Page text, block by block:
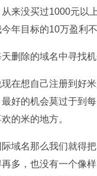
来没买过1000元以
年目标的10万盈利不
除的域名中寻找机
想自己注册到好米
好的机会莫过于到
的米的地方。
名那么我们就得把
多，也没有一个像